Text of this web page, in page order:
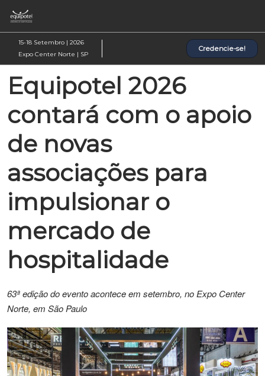
para
o
conteúdo
15-18 Setembro | 2026
Expo Center Norte | SP
Credencie-se!
Equipotel 2026
contará com o apoio
de novas
associações para
impulsionar o
mercado de
hospitalidade
63ª edição do evento acontece em setembro, no Expo Center
Norte, em São Paulo